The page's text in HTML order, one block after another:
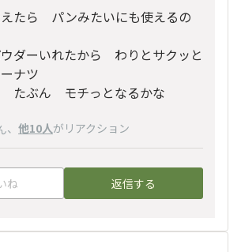
たら パンみたいにも使えるの
ダーいれたから わりとサクッと
ナツ
たぶん モチっとなるかな
、 他10人がリアクション
ね 返信する